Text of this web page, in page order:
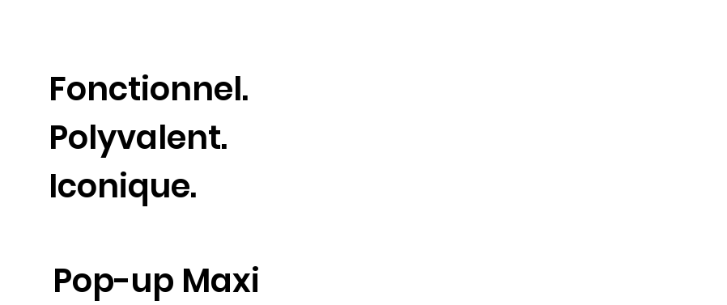
Fonctionnel.
Polyvalent.
Iconique.
Pop-up Maxi